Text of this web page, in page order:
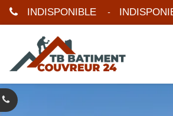
INDISPONIBLE -